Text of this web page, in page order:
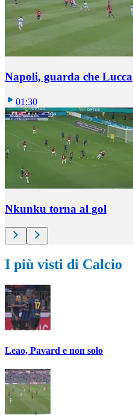
Napoli, guarda che Lucca
01:30
Nkunku torna al gol
I più visti di Calcio
Leao, Pavard e non solo